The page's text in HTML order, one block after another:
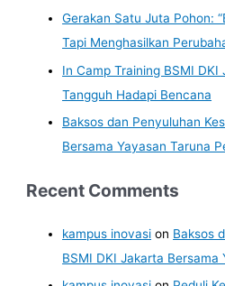
Gerakan Satu Juta Pohon:
Tapi Menghasilkan
In Camp Training BSMI
Tangguh Hadapi Bencana
Baksos dan Penyuluhan
Bersama Yayasan Taruna
Recent Comments
kampus inovasi on Baksos
BSMI DKI Jakarta